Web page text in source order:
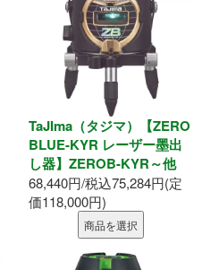
TaJIma（タジマ）【ZERO
BLUE-KYR レーザー墨出
し器】ZEROB-KYR～他
68,440円/税込75,284円(定
価118,000円)
商品を選択